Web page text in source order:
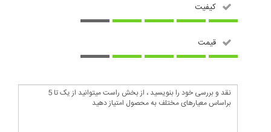
کیفیت
قیمت